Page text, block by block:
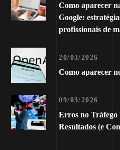
Como aparecer
Google:
profissionais de
20/03/2026
Como aparecer
09/03/2026
Erros no Tráfego
Resultados (e